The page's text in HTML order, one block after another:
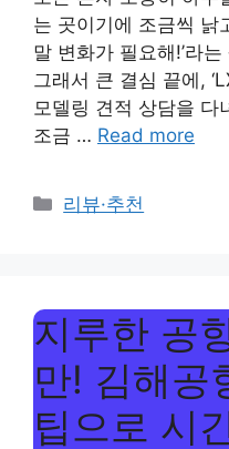
는 곳이기에 조금씩 낡
말 변화가 필요해!’라
그래서 큰 결심 끝에,
모델링 견적 상담을 다
조금 … Read more
Categories
리뷰·추천
지루한 공
만! 김해공
팁으로 시